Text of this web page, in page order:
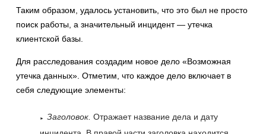
Таким образом, удалось установить, что это был не просто
поиск работы, а значительный инцидент — утечка
клиентской базы.
Для расследования создадим новое дело «Возможная
утечка данных». Отметим, что каждое дело включает в
себя следующие элементы:
Заголовок. Отражает название дела и дату